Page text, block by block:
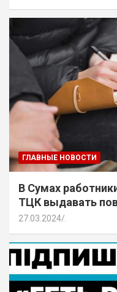
ГЛАВНЫЕ НОВОСТИ
В Сумах
ТЦК выдавать
27.03.2024